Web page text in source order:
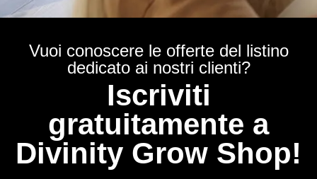
Vuoi conoscere le offerte del listino
dedicato ai nostri clienti?
Iscriviti
gratuitamente a
Divinity Grow Shop!